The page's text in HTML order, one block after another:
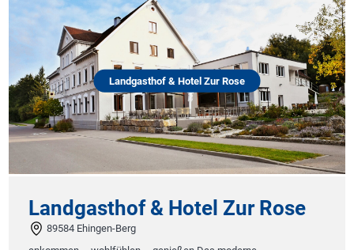
Landgasthof & Hotel Zur Rose
Landgasthof & Hotel Zur Rose
89584 Ehingen-Berg